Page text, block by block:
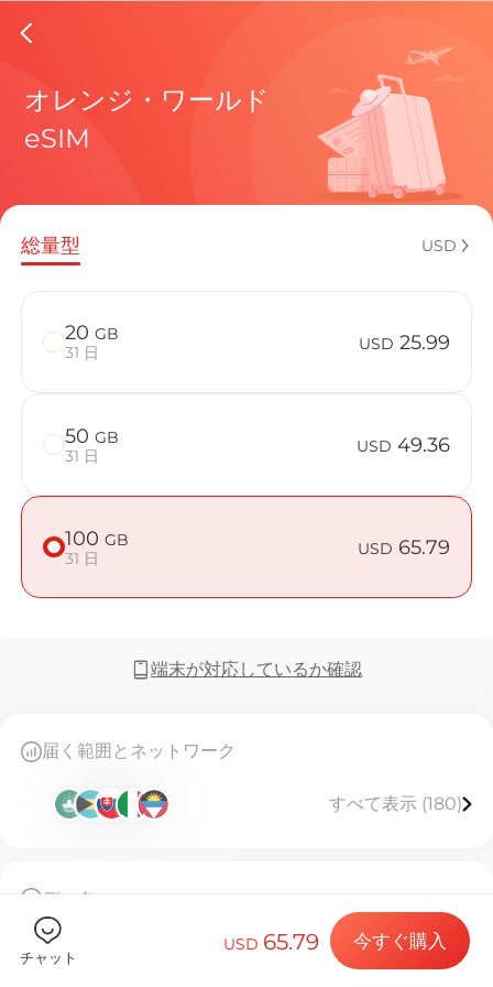
Burkina
現在の目
eSIMの利
Burkina
Billion
目的地とデ
eSIMをイン
データプラ
オレンジ・ワールド
eSIM
総量型 USD
20 GB
31 日
USD 25.99
50 GB
31 日
USD 49.36
100 GB
31 日
USD 65.79
端末が対応しているか確認
届く範囲とネットワーク
すべて表示 (180)
データ
100GB高速データ、使用後は128kbpsで無制限利用
31日間有効。
このeSIMは一度しかインストールできません
チャット
USD 65.79 今すぐ購入